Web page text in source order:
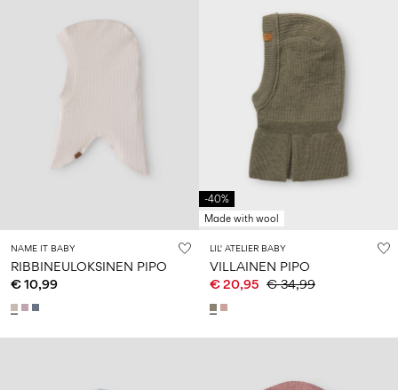
NAME IT BABY
RIBBINEULOKSINEN PIPO
€ 10,99
-40%
Made with wool
LIL' ATELIER BABY
VILLAINEN PIPO
€ 20,95 € 34,99